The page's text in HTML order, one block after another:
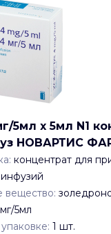
5мл x 5мл N1
НОВАРТИС
концентрат для
5мл
1 шт.